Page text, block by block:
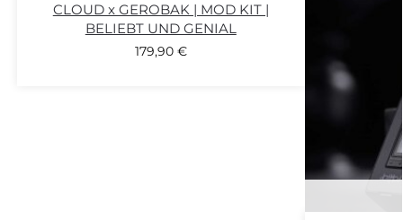
CLOUD x GEROBAK | MOD KIT |
BELIEBT UND GENIAL
179,90 €